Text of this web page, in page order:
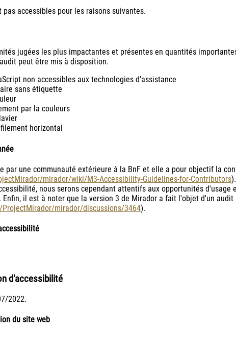
accessibles pour les raisons suivantes.
jugées les plus impactantes et présentes en quantités
peut être mis à disposition.
non accessibles aux technologies d'assistance
sans étiquette
par la couleurs
horizontal
par une communauté extérieure à la BnF et elle a pour objectif la
mirador/wiki/M3-Accessibility-Guidelines-for-Contributors
nous serons cependant attentifs aux opportunités d'usage
il est à noter que la version 3 de Mirador a fait l'objet d'un
mirador/discussions/3464).
d'accessibilité
2022.
du site web